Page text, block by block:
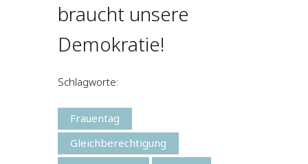
braucht unsere
Demokratie!
Schlagworte:
Frauentag
Gleichberechtigung